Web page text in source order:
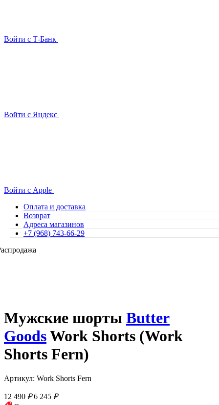
Войти с Т-Банк
Войти с Яндекс
Войти с Apple
Оплата и доставка
Возврат
Адреса магазинов
+7 (968) 743-66-29
Мужские шорты Butter
GoodsWork Shorts (Work
Shorts Fern)
Артикул: Work Shorts Fern
12 490 ₽ 6 245 ₽